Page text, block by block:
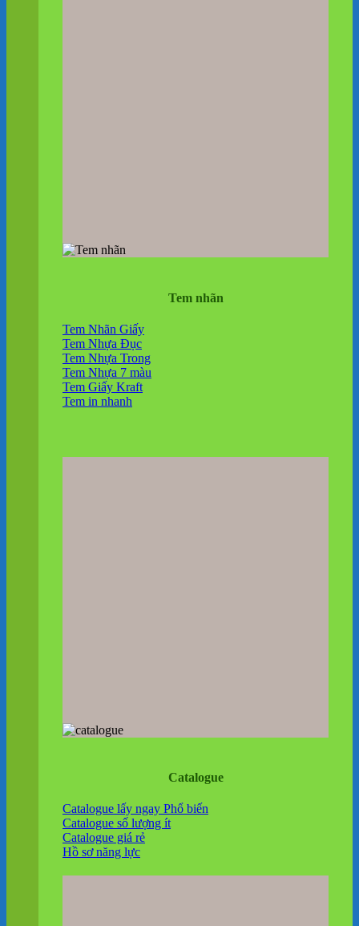
Tem nhãn
Tem Nhãn Giấy
Tem Nhựa Đục
Tem Nhựa Trong
Tem Nhựa 7 màu
Tem Giấy Kraft
Tem in nhanh
Catalogue
Catalogue lấy ngay
Catalogue số lượng ít
Catalogue giá rẻ
Hồ sơ năng lực